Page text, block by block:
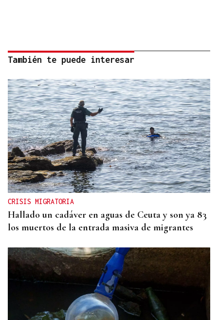
También te puede interesar
CRISIS MIGRATORIA
Hallado un cadáver en aguas de Ceuta y son ya 83
los muertos de la entrada masiva de migrantes